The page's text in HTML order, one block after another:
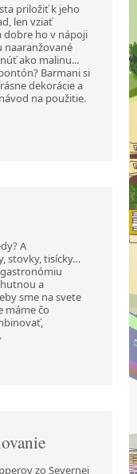
priložiť k jeho
len vziať
dobre ho v nápoji
naaranžované
ako malinu...
Barmani si
dekorácie a
na použitie.
A
stovky,tisícky…
a
sme na svete
máme čo
zo Severnej